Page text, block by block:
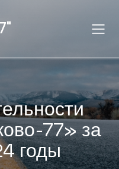
77» за
годы